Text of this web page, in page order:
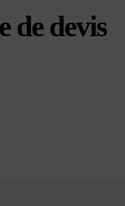
de devis